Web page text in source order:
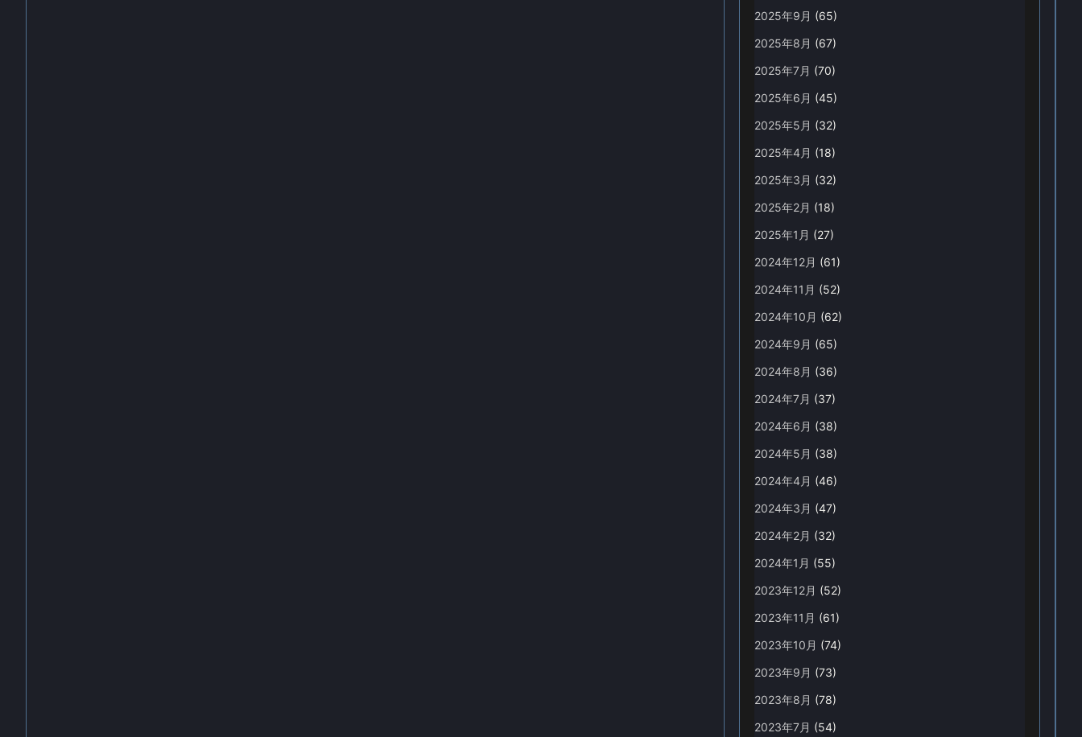
2025年9月 (65)
2025年8月 (67)
2025年7月 (70)
2025年6月 (45)
2025年5月 (32)
2025年4月 (18)
2025年3月 (32)
2025年2月 (18)
2025年1月 (27)
2024年12月 (61)
2024年11月 (52)
2024年10月 (62)
2024年9月 (65)
2024年8月 (36)
2024年7月 (37)
2024年6月 (38)
2024年5月 (38)
2024年4月 (46)
2024年3月 (47)
2024年2月 (32)
2024年1月 (55)
2023年12月 (52)
2023年11月 (61)
2023年10月 (74)
2023年9月 (73)
2023年8月 (78)
2023年7月 (54)